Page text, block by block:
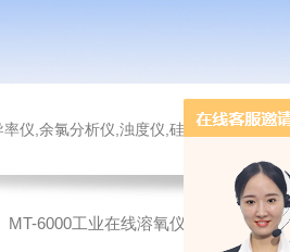
根分析仪，磷酸根分析仪，钠表，流量计，刮油机，溶氧电极，PH电极，气体分析仪，氧化锆分析仪
MT-6000工业在线溶氧仪：水质监测领